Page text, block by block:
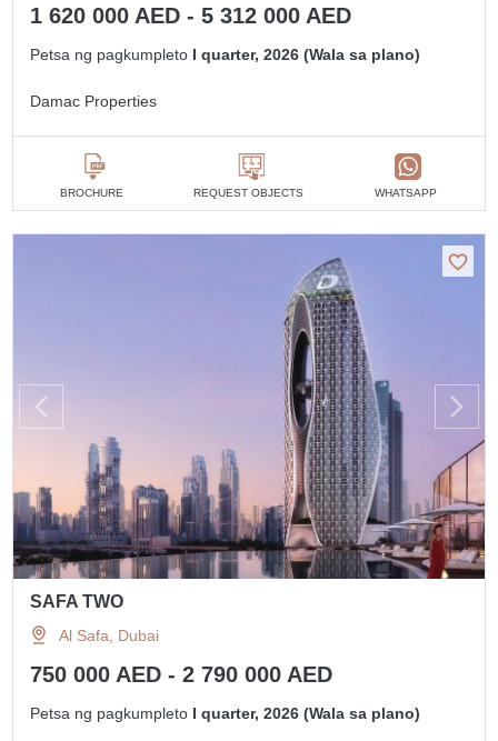
1 620 000 AED - 5 312 000 AED
Petsa ng pagkumpleto I quarter, 2026 (Wala sa plano)
Damac Properties
BROCHURE REQUEST OBJECTS WHATSAPP
SAFA TWO
Al Safa, Dubai
750 000 AED - 2 790 000 AED
Petsa ng pagkumpleto I quarter, 2026 (Wala sa plano)